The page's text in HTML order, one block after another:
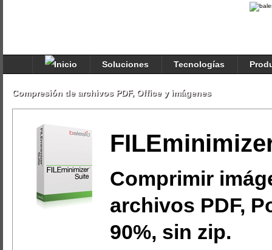
Soluciones Tecnologías
Compresión de archivos PDF, Office y imágenes
Comprimir
archivos PDF,
90%, sin zip.